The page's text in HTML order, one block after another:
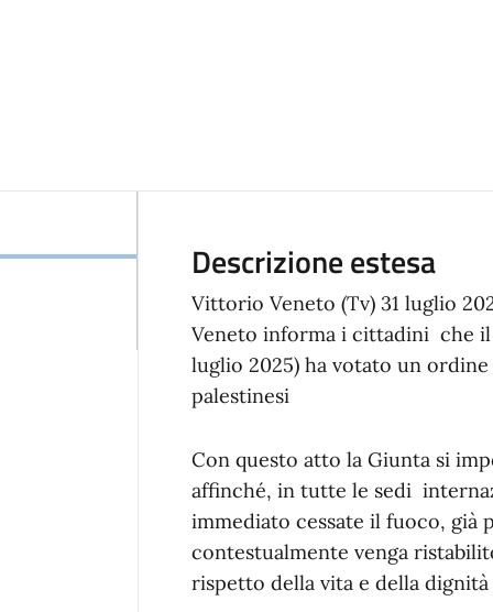
Descrizione estesa
Vittorio Veneto (Tv) 31 luglio
Veneto informa i cittadini che il
luglio 2025) ha votato un
palestinesi
Con questo atto la Giunta si
affinché, in tutte le sedi
immediato cessate il fuoco, già
contestualmente venga
rispetto della vita e della